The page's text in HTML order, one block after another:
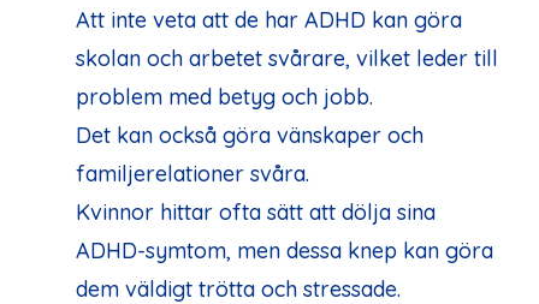
Att inte veta att de har ADHD kan göra
skolan och arbetet svårare, vilket leder till
problem med betyg och jobb.
Det kan också göra vänskaper och
familjerelationer svåra.
Kvinnor hittar ofta sätt att dölja sina
ADHD-symtom, men dessa knep kan göra
dem väldigt trötta och stressade.